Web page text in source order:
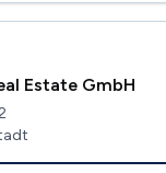
Estate GmbH